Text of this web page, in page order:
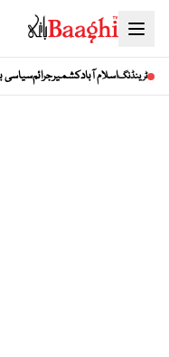
ٹرینڈنگاسلام آبادکشمیرجرائمسیاسی